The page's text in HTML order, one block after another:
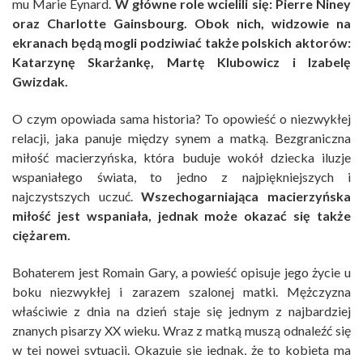
mu Marie Eynard. W główne role wcielili się: Pierre Niney
oraz Charlotte Gainsbourg. Obok nich, widzowie na
ekranach będą mogli podziwiać także polskich aktorów:
Katarzynę Skarżankę, Martę Klubowicz i Izabelę
Gwizdak.
O czym opowiada sama historia? To opowieść o niezwykłej
relacji, jaka panuje między synem a matką. Bezgraniczna
miłość macierzyńska, która buduje wokół dziecka iluzje
wspaniałego świata, to jedno z najpiękniejszych i
najczystszych uczuć.Wszechogarniająca macierzyńska
miłość jest wspaniała, jednak może okazać się także
ciężarem.
Bohaterem jest Romain Gary, a powieść opisuje jego życie u
boku niezwykłej i zarazem szalonej matki. Mężczyzna
właściwie z dnia na dzień staje się jednym z najbardziej
znanych pisarzy XX wieku. Wraz z matką muszą odnaleźć się
w tej nowej sytuacji. Okazuje się jednak, że to kobieta ma